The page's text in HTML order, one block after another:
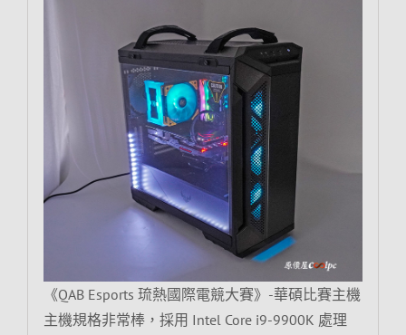
《QAB Esports 琉熱國際電競大賽》-華碩比賽主機
主機規格非常棒，採用 Intel Core i9-9900K 處理